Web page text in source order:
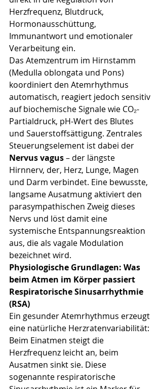
Herzfrequenz, Blutdruck,
Hormonausschüttung,
Immunantwort und emotionaler
Verarbeitung ein.
Das Atemzentrum im Hirnstamm
(Medulla oblongata und Pons)
koordiniert den Atemrhythmus
automatisch, reagiert jedoch sensitiv
auf biochemische Signale wie CO₂-
Partialdruck, pH-Wert des Blutes
und Sauerstoffsättigung. Zentrales
Steuerungselement ist dabei der
Nervus vagus – der längste
Hirnnerv, der, Herz, Lunge, Magen
und Darm verbindet. Eine bewusste,
langsame Ausatmung aktiviert den
parasympathischen Zweig dieses
Nervs und löst damit eine
systemische Entspannungsreaktion
aus, die als vagale Modulation
bezeichnet wird.
Physiologische Grundlagen: Was
beim Atmen im Körper passiert
Respiratorische Sinusarrhythmie
(RSA)
Ein gesunder Atemrhythmus erzeugt
eine natürliche Herzratenvariabilität:
Beim Einatmen steigt die
Herzfrequenz leicht an, beim
Ausatmen sinkt sie. Diese
sogenannte respiratorische